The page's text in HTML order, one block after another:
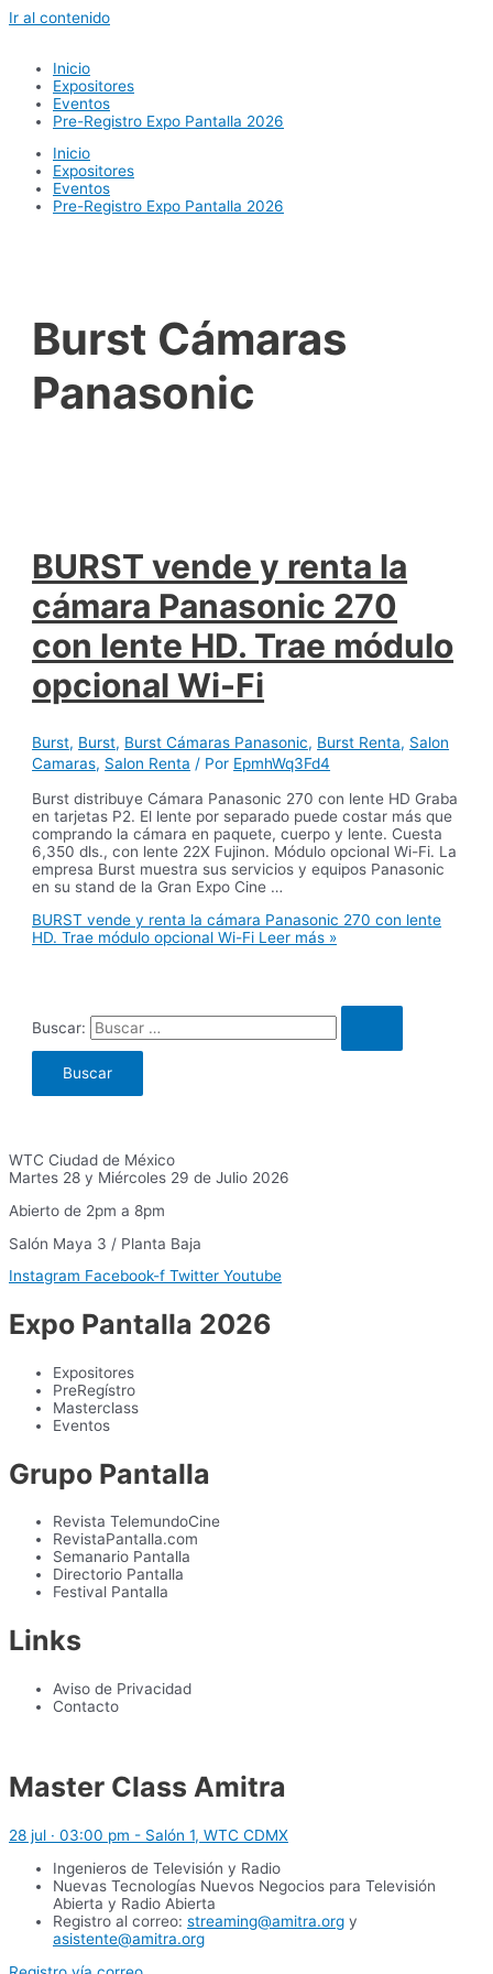
Ir al contenido
Inicio
Expositores
Eventos
Pre-Registro Expo Pantalla 2026
Inicio
Expositores
Eventos
Pre-Registro Expo Pantalla 2026
Burst Cámaras
Panasonic
BURST vende y renta la
cámara Panasonic 270
con lente HD. Trae módulo
opcional Wi-Fi
Burst, Burst, Burst Cámaras Panasonic, Burst Renta, Salon
Camaras, Salon Renta / Por EpmhWq3Fd4
Burst distribuye Cámara Panasonic 270 con lente HD Graba
en tarjetas P2. El lente por separado puede costar más que
comprando la cámara en paquete, cuerpo y lente. Cuesta
6,350 dls., con lente 22X Fujinon. Módulo opcional Wi-Fi. La
empresa Burst muestra sus servicios y equipos Panasonic
en su stand de la Gran Expo Cine …
BURST vende y renta la cámara Panasonic 270 con lente
HD. Trae módulo opcional Wi-Fi Leer más »
Buscar:
WTC Ciudad de México
Martes 28 y Miércoles 29 de Julio 2026
Abierto de 2pm a 8pm
Salón Maya 3 / Planta Baja
Instagram Facebook-f Twitter Youtube
Expo Pantalla 2026
Expositores
PreRegístro
Masterclass
Eventos
Grupo Pantalla
Revista TelemundoCine
RevistaPantalla.com
Semanario Pantalla
Directorio Pantalla
Festival Pantalla
Links
Aviso de Privacidad
Contacto
Master Class Amitra
28 jul · 03:00 pm - Salón 1, WTC CDMX
Ingenieros de Televisión y Radio
Nuevas Tecnologías Nuevos Negocios para Televisión
Abierta y Radio Abierta
Registro al correo: streaming@amitra.org y
asistente@amitra.org